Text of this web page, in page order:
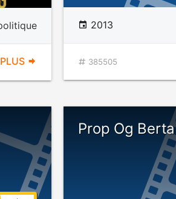
2013
385505
Prop Og Berta